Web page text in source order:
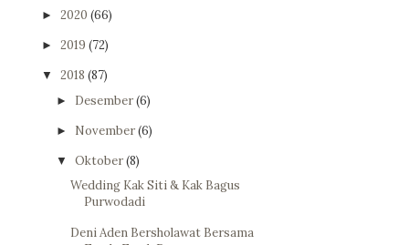
► 2020 (66)
► 2019 (72)
▼ 2018 (87)
► Desember(6)
► November(6)
▼ Oktober(8)
Wedding Kak Siti & Kak Bagus
Purwodadi
Deni Aden Bersholawat Bersama